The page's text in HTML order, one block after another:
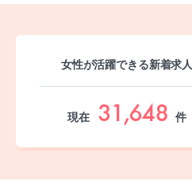
女性が活躍できる新着求人
現在 31,648 件